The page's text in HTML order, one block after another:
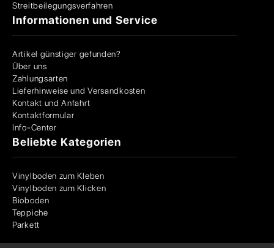
Streitbeilegungsverfahren
Informationen und Service
Artikel günstiger gefunden?
Über uns
Zahlungsarten
Lieferhinweise und Versandkosten
Kontakt und Anfahrt
Kontaktformular
Info-Center
Beliebte Kategorien
Vinylboden zum Kleben
Vinylboden zum Klicken
Bioboden
Teppiche
Parkett